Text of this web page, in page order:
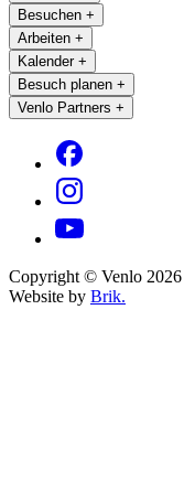
Besuchen +
Arbeiten +
Kalender +
Besuch planen +
Venlo Partners +
Copyright © Venlo 2026
Website by Brik.